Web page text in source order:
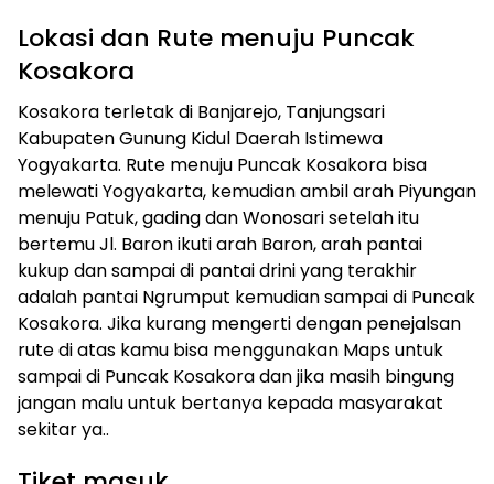
Lokasi dan Rute menuju Puncak
Kosakora
Kosakora terletak di Banjarejo, Tanjungsari
Kabupaten Gunung Kidul Daerah Istimewa
Yogyakarta. Rute menuju Puncak Kosakora bisa
melewati Yogyakarta, kemudian ambil arah Piyungan
menuju Patuk, gading dan Wonosari setelah itu
bertemu Jl. Baron ikuti arah Baron, arah pantai
kukup dan sampai di pantai drini yang terakhir
adalah pantai Ngrumput kemudian sampai di Puncak
Kosakora. Jika kurang mengerti dengan penejalsan
rute di atas kamu bisa menggunakan Maps untuk
sampai di Puncak Kosakora dan jika masih bingung
jangan malu untuk bertanya kepada masyarakat
sekitar ya..